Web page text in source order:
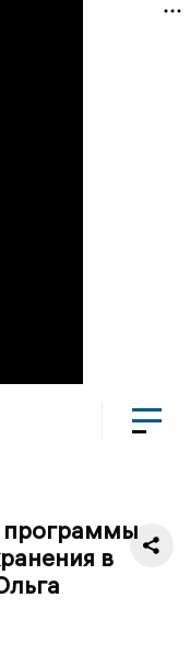
программы
в